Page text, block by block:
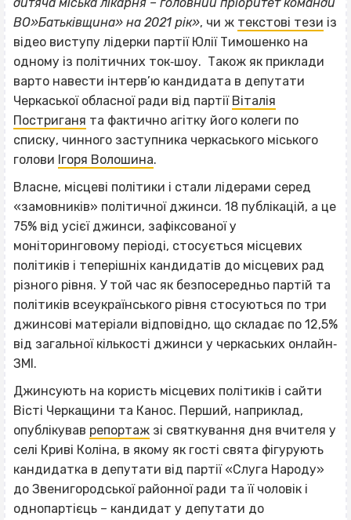
ВО»Батьківщина» на 2021 рік», чи ж текстові тези із
відео виступу лідерки партії Юлії Тимошенко на
одному із політичних ток‐шоу. Також як приклади
варто навести інтерв’ю кандидата в депутати
Черкаської обласної ради від партії Віталія
Постриганя та фактично агітку його колеги по
списку, чинного заступника черкаського міського
голови Ігоря Волошина.
Власне, місцеві політики і стали лідерами серед
«замовників» політичної джинси. 18 публікацій, а це
75% від усієї джинси, зафіксованої у
моніторинговому періоді, стосується місцевих
політиків і теперішніх кандидатів до місцевих рад
різного рівня. У той час як безпосередньо партій та
політиків всеукраїнського рівня стосуються по три
джинсові матеріали відповідно, що складає по 12,5%
від загальної кількості джинси у черкаських онлайн‐
ЗМІ.
Джинсують на користь місцевих політиків і сайти
Вісті Черкащини та Канос. Перший, наприклад,
опублікував репортаж зі святкування дня вчителя у
селі Криві Коліна, в якому як гості свята фігурують
кандидатка в депутати від партії «Слуга Народу»
до Звенигородської районної ради та її чоловік і
однопартієць – кандидат у депутати до